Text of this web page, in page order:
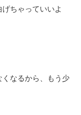
ちゃっていいよ
なるから、もう少